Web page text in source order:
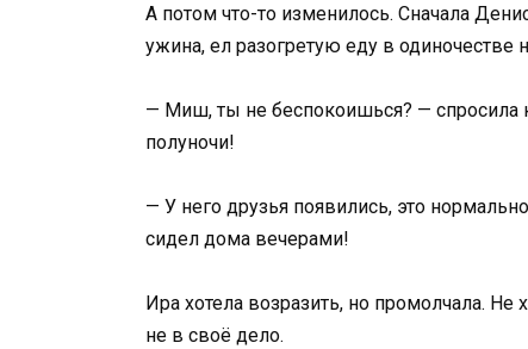
А потом что-то изменилось. Сначала
ужина, ел разогретую еду в одиночестве
— Миш, ты не беспокоишься? — спросила
полуночи!
— У него друзья появились, это
сидел дома вечерами!
Ира хотела возразить, но промолчала. Не
не в своё дело.